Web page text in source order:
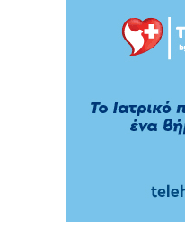
Ασφάλεια στο
από τον Ελληνικό
Εκπαίδευση στον
της σύγχρονης
Hospital):